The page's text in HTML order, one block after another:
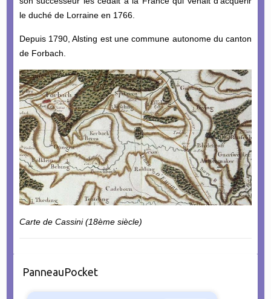
le duché de Lorraine en 1766.
Depuis 1790, Alsting est une commune autonome du canton
de Forbach.
Carte de Cassini (18ème siècle)
PanneauPocket